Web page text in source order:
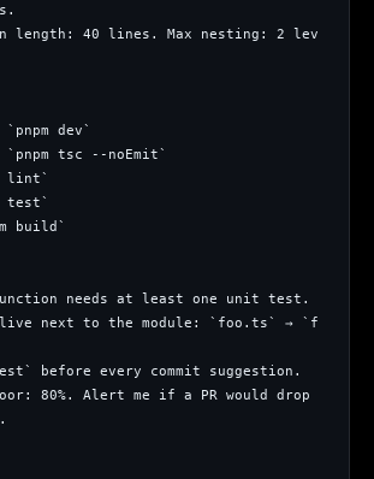
length: 40 lines. Max nesting: 2 lev
dev`
`pnpm tsc --noEmit`
lint`
test`
build`
needs at least one unit test.
next to the module: `foo.ts` → `f
before every commit suggestion.
80%. Alert me if a PR would drop